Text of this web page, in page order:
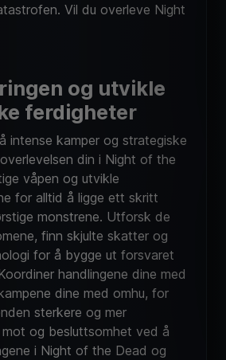
Vil du overleve Night
og utvikle
ferdigheter
intense kamper og strategiske
din i Night of the
våpen og utvikle
for alltid å ligge ett skritt
monstrene. Utforsk de
finn skjulte skatter og
for å bygge ut forsvaret
handlingene dine med
dine med omhu, for
sterkere og mer
mot og besluttsomhet ved å
i Night of the Dead og